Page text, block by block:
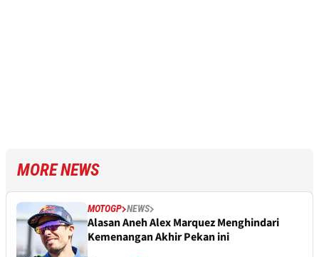
MORE NEWS
MOTOGP NEWS
Alasan Aneh Alex Marquez Menghindari
Kemenangan Akhir Pekan ini